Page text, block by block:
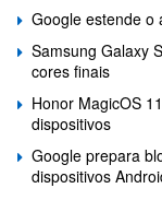
Google estende o
Samsung Galaxy
cores finais
Honor MagicOS
dispositivos
Google prepara
dispositivos